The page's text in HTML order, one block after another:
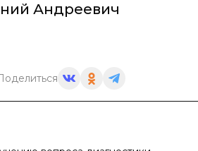
Андреевич